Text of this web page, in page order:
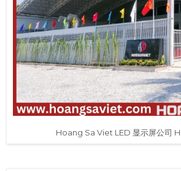
Hoang Sa Viet LED 显示屏公司